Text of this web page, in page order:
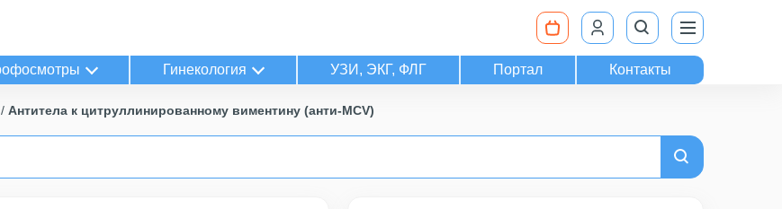
Гинекология УЗИ, ЭКГ, ФЛГ Портал Контакты
Антитела к цитруллинированному виментину (анти-MCV)